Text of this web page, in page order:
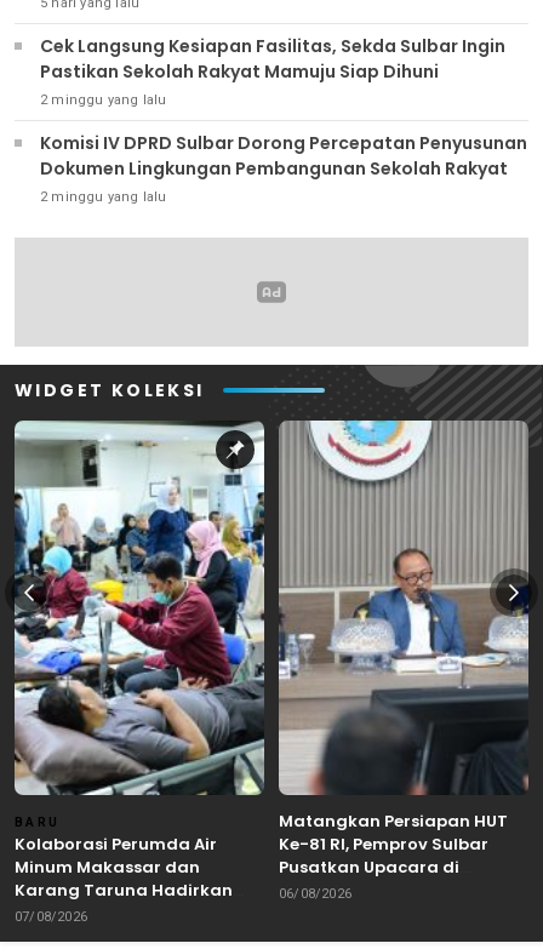
Cek Langsung Kesiapan Fasilitas, Sekda Sulbar Ingin
Pastikan Sekolah Rakyat Mamuju Siap Dihuni
2 minggu yang lalu
Komisi IV DPRD Sulbar Dorong Percepatan Penyusunan
Dokumen Lingkungan Pembangunan Sekolah Rakyat
2 minggu yang lalu
WIDGET KOLEKSI
BARU
Kolaborasi Perumda Air
Minum Makassar dan
Karang Taruna Hadirkan
Aksi Donor Darah untuk
Kemanusiaan
07/08/2026
Matangkan Persiapan HUT
Ke-81 RI, Pemprov Sulbar
Pusatkan Upacara di
Lapangan Ahmad Kirang
06/08/2026